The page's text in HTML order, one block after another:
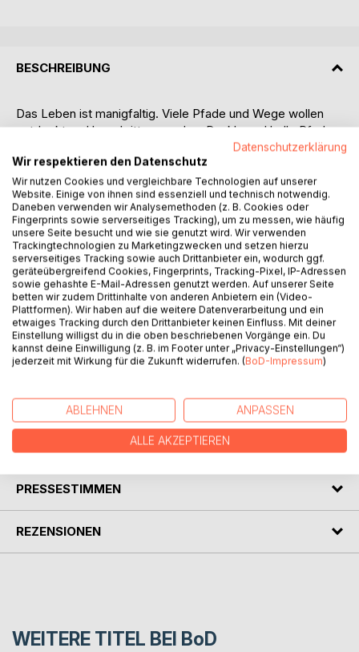
BESCHREIBUNG
Das Leben ist manigfaltig. Viele Pfade und Wege wollen
entdeckt und beschritten werden. Dunkle und helle Pfade
kreuzen unseren Weg. Unweigerlich werden beide
beschritten. Es kommt nur drauf an, wie wir sie betrachten.
Jeder dunkle Weg kann uns auf einen viel helleren führen,
wenn wir die richtigen Lehren daraus ziehen.
Hier betrachte und interpretiere ich diese Pfade anhand
meiner Fotografien
Life is varied. Many paths and ways want to be discovered
and trodden. Dark and light paths cross our path. Inevitably,
both are trodden. It just depends on how we look at them.
Any dark path can lead us to a much brighter one if we
learn the right lessons from it.
photographs
PRESSESTIMMEN
REZENSIONEN
WEITERE TITEL BEI BoD
Datenschutzerklärung
Wir respektieren den Datenschutz
Wir nutzen Cookies und vergleichbare Technologien auf unserer
Website. Einige von ihnen sind essenziell und technisch notwendig.
Daneben verwenden wir Analysemethoden (z. B. Cookies oder
Fingerprints sowie serverseitiges Tracking), um zu messen, wie häufig
unsere Seite besucht und wie sie genutzt wird. Wir verwenden
Trackingtechnologien zu Marketingzwecken und setzen hierzu
serverseitiges Tracking sowie auch Drittanbieter ein, wodurch ggf.
geräteübergreifend Cookies, Fingerprints, Tracking-Pixel, IP-Adressen
sowie gehashte E-Mail-Adressen genutzt werden. Auf unserer Seite
betten wir zudem Drittinhalte von anderen Anbietern ein (Video-
Plattformen). Wir haben auf die weitere Datenverarbeitung und ein
etwaiges Tracking durch den Drittanbieter keinen Einfluss. Mit deiner
Einstellung willigst du in die oben beschriebenen Vorgänge ein. Du
kannst deine Einwilligung (z. B. im Footer unter „Privacy-Einstellungen“)
jederzeit mit Wirkung für die Zukunft widerrufen. (BoD-Impressum)
ABLEHNEN ANPASSEN
ALLE AKZEPTIEREN